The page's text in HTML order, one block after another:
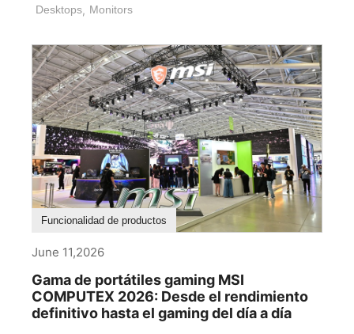
Desktops, Monitors
Funcionalidad de productos
June 11,2026
Gama de portátiles gaming MSI
COMPUTEX 2026: Desde el rendimiento
definitivo hasta el gaming del día a día